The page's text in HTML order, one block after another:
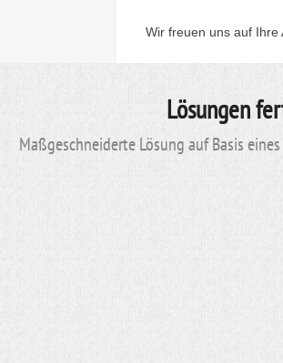
Wir freuen uns auf Ihre
Lösungen
Maßgeschneiderte Lösung auf Basis